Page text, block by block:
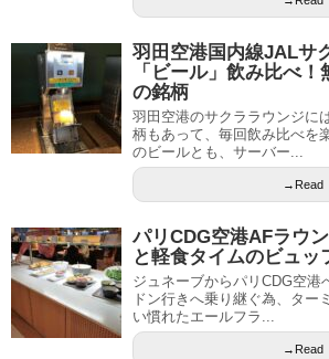
羽田空港国内線JALサ
「ビール」飲み比べ
の銘柄
羽田空港のサクララウンジに
柄もあって、毎回飲み比べを
のビールとも、サーバー...
→Read
パリCDG空港AFラウ
と軽食タイムのビュッ
ジュネーブからパリCDG空港
ドン行きへ乗り継ぐ為、ター
い慣れたエールフラ...
→Read